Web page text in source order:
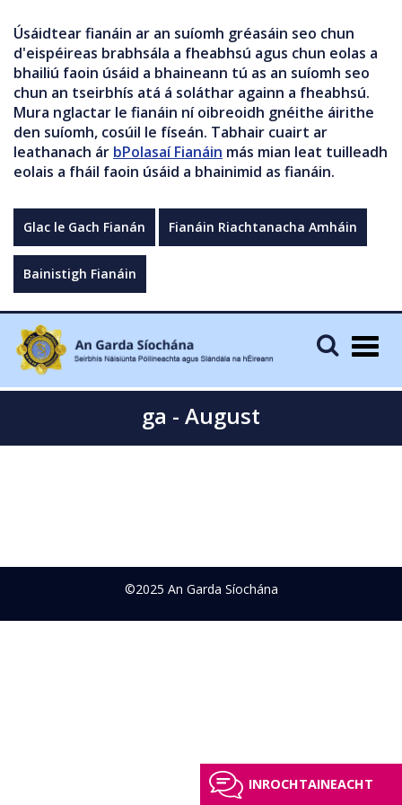
Úsáidtear fianáin ar an suíomh gréasáin seo chun
d'eispéireas brabhsála a fheabhsú agus chun eolas a
bhailiú faoin úsáid a bhaineann tú as an suíomh seo
chun an tseirbhís atá á soláthar againn a fheabhsú.
Mura nglactar le fianáin ní oibreoidh gnéithe áirithe
den suíomh, cosúil le físeán. Tabhair cuairt ar
leathanach ár bPolasaí Fianáin más mian leat tuilleadh
eolais a fháil faoin úsáid a bhainimid as fianáin.
Glac le Gach Fianán Fianáin Riachtanacha Amháin
Bainistigh Fianáin
ga - August
©2025 An Garda Síochána
INROCHTAINEACHT